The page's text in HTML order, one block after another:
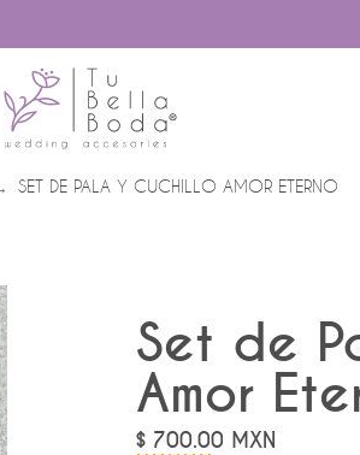
SET DE PALA Y CUCHILLO AMOR ETERNO
Set de
Amor
$ 700.00 MXN